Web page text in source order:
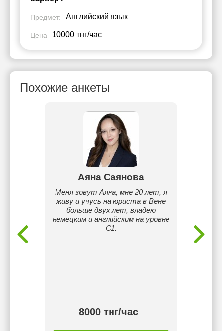
Предмет: Английский язык
Цена 10000 тнг/час
Похожие анкеты
Аяна Саянова
Меня зовут Аяна, мне 20 лет, я
живу и учусь на юриста в Вене
больше двух лет, владею
немецким и английским на уровне
С1.
8000 тнг/час